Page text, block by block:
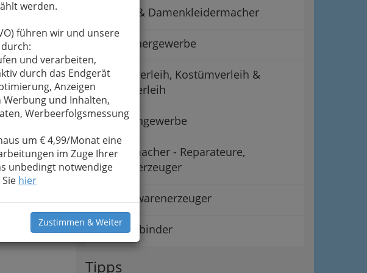
werden.
führen wir und unsere
und verarbeiten,
durch das Endgerät
Anzeigen
und Inhalten,
Werbeerfolgsmessung
um € 4,99/Monat eine
im Zuge Ihrer
unbedingt notwendige
hier
Zustimmen & Weiter
Herren- & Damenkleidermacher
Hutmachergewerbe
Maskenverleih, Kostümverleih &
Kleiderverleih
Modistengewerbe
Schirmmacher - Reparateure,
Schirmeerzeuger
Wäschewarenerzeuger
Wildbartbinder
Tipps